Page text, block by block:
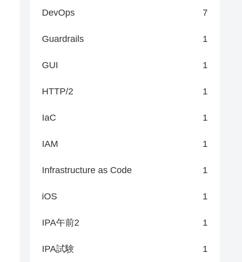
DevOps 7
Guardrails 1
GUI 1
HTTP/2 1
IaC 1
IAM 1
Infrastructure as Code 1
iOS 1
IPA午前2 1
IPA試験 1